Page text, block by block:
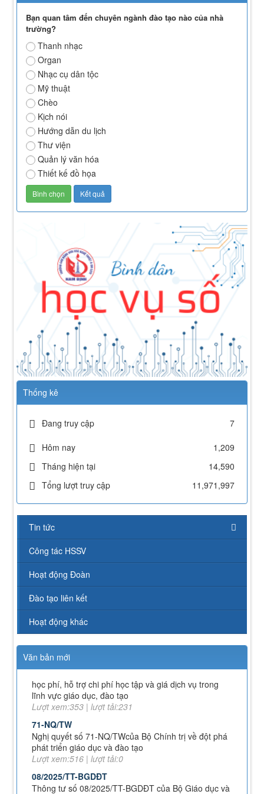
Bạn quan tâm đến chuyên ngành đào tạo nào của nhà
trường?
Thanh nhạc
Organ
Nhạc cụ dân tộc
Mỹ thuật
Chèo
Kịch nói
Hướng dẫn du lịch
Thư viện
Quản lý văn hóa
Thiết kế đồ họa
Thống kê
Đang truy cập 7
Hôm nay
1,209
Tháng hiện tại
14,590
Tổng lượt truy cập
11,971,997
Tin tức
Công tác HSSV
Hoạt động Đoàn
Đào tạo liên kết
Hoạt động khác
Văn bản mới
112/QĐ-TCĐVHNT&DLNĐ
Quy định quy tắc ứng xử của nhà giáo trường Cao
đẳng VHNT&DL Nam Định
Lượt xem:154 | lượt tải:110
43/KH-TCĐVHNT&DLNĐ
Kế hoạch chuyển đổi vị trí công tác năm 2026
Lượt xem:248 | lượt tải:151
238/2025/NĐ-CP
Quy định về chính sách học phí, miễn, giảm, hỗ trợ
học phí, hỗ trợ chi phí học tập và giá dịch vụ trong
lĩnh vực giáo dục, đào tạo
Lượt xem:353 | lượt tải:231
71-NQ/TW
Nghị quyết số 71-NQ/TWcủa Bộ Chính trị về đột phá
phát triển giáo dục và đào tạo
Lượt xem:516 | lượt tải:0
08/2025/TT-BGDĐT
Thông tư số 08/2025/TT-BGDĐT của Bộ Giáo dục và
Đào tạo: Quy định thời hạn lưu trữ hồ sơ, tài liệu